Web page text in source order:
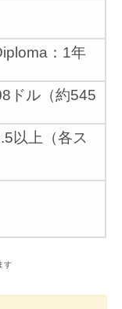
：1年
ドル（約545
以上（各ス
す